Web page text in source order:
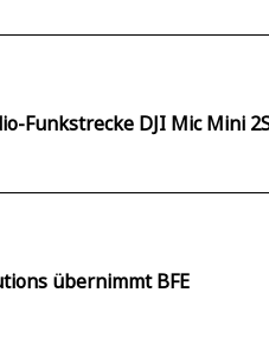
Funkstrecke DJI Mic Mini
übernimmt BFE